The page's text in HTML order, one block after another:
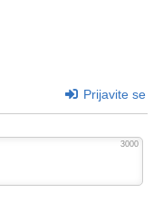
Prijavite se
3000